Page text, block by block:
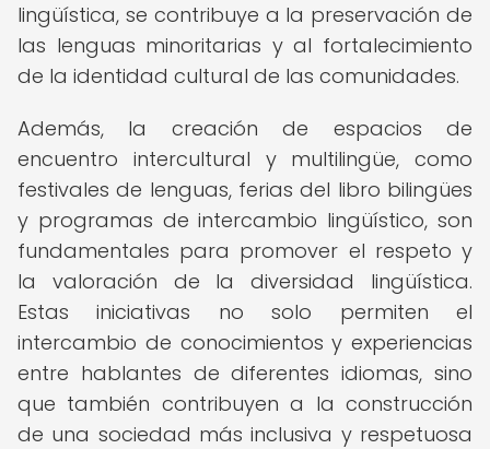
lingüística, se contribuye a la preservación de
las lenguas minoritarias y al fortalecimiento
de la identidad cultural de las comunidades.
Además, la creación de espacios de
encuentro intercultural y multilingüe, como
festivales de lenguas, ferias del libro bilingües
y programas de intercambio lingüístico, son
fundamentales para promover el respeto y
la valoración de la diversidad lingüística.
Estas iniciativas no solo permiten el
intercambio de conocimientos y experiencias
entre hablantes de diferentes idiomas, sino
que también contribuyen a la construcción
de una sociedad más inclusiva y respetuosa